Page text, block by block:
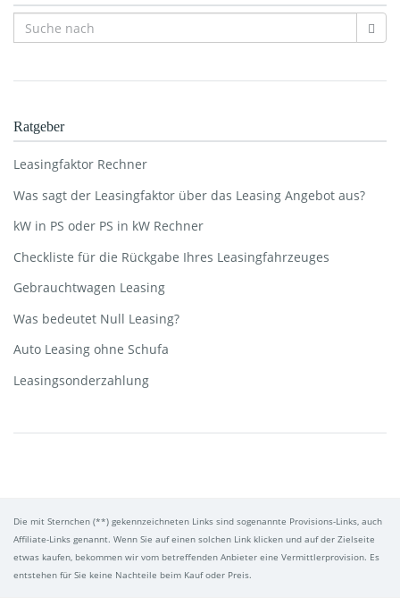
Ratgeber
Leasingfaktor Rechner
Was sagt der Leasingfaktor über das Leasing Angebot aus?
kW in PS oder PS in kW Rechner
Checkliste für die Rückgabe Ihres Leasingfahrzeuges
Gebrauchtwagen Leasing
Was bedeutet Null Leasing?
Auto Leasing ohne Schufa
Leasingsonderzahlung
Die mit Sternchen (**) gekennzeichneten Links sind sogenannte Provisions-Links, auch
Affiliate-Links genannt. Wenn Sie auf einen solchen Link klicken und auf der Zielseite
etwas kaufen, bekommen wir vom betreffenden Anbieter eine Vermittlerprovision. Es
entstehen für Sie keine Nachteile beim Kauf oder Preis.